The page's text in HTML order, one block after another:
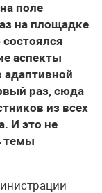
поле
на площадке
аспекты
адаптивной
раз, сюда
из всех
И это не
темы